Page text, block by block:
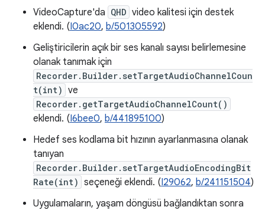
VideoCapture'da QHD video kalitesi için destek
eklendi. (I0ac20, b/501305592)
Geliştiricilerin açık bir ses kanalı sayısı belirlemesine
olanak tanımak için
Recorder.Builder.setTargetAudioChannelCoun
t(int) ve
Recorder.getTargetAudioChannelCount()
eklendi. (I6bee0, b/441895100)
Hedef ses kodlama bit hızının ayarlanmasına olanak
tanıyan
Recorder.Builder.setTargetAudioEncodingBit
Rate(int) seçeneği eklendi. (I29062, b/241151504)
Uygulamaların, yaşam döngüsü bağlandıktan sonra